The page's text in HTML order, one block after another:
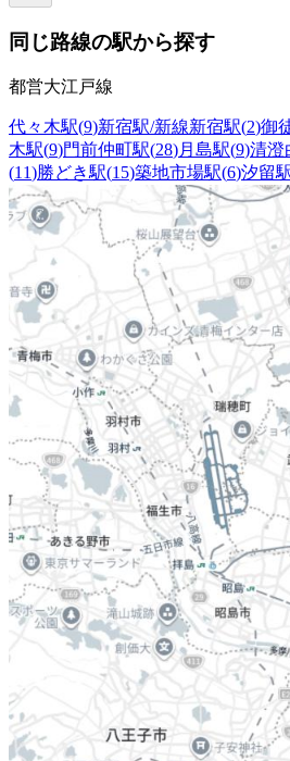
同じ路線の駅から探す
都営大江戸線
代々木駅(9)新宿駅/新線新宿駅(2)御
木駅(9)門前仲町駅(28)月島駅(9)清澄
(11)勝どき駅(15)築地市場駅(6)汐留